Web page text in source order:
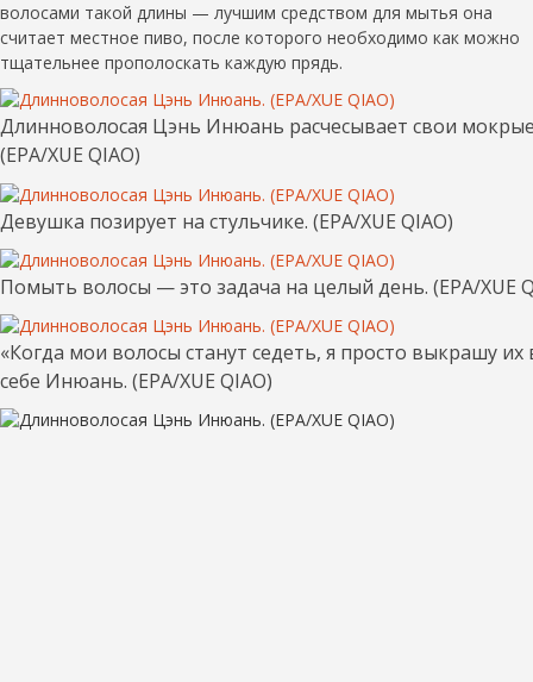
волосами такой длины — лучшим средством для мытья она
считает местное пиво, после которого необходимо как можно
тщательнее прополоскать каждую прядь.
Длинноволосая Цэнь Инюань расчесывает свои
(EPA/XUE QIAO)
Девушка позирует на стульчике. (EPA/XUE QIAO)
Помыть волосы — это задача на целый день. (EPA/XUE
«Когда мои волосы станут седеть, я просто выкрашу
себе Инюань. (EPA/XUE QIAO)